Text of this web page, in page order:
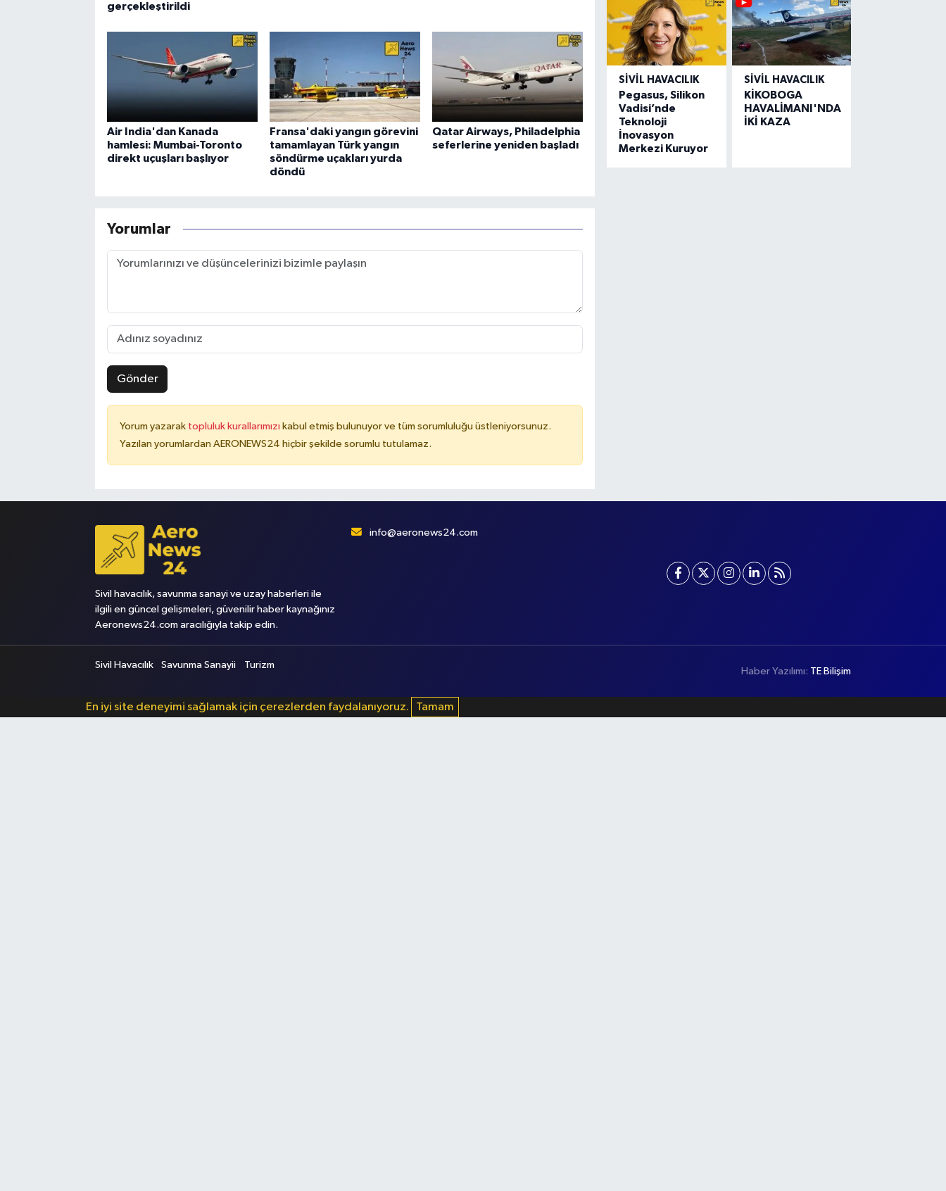
gerçekleştirildi
Air India'dan Kanada
hamlesi: Mumbai-Toronto
direkt uçuşları başlıyor
Fransa'daki yangın görevini
tamamlayan Türk yangın
söndürme uçakları yurda
döndü
Qatar Airways, Philadelphia
seferlerine yeniden başladı
Yorumlar
Gönder
Yorum yazarak topluluk kurallarımızı kabul etmiş bulunuyor ve tüm sorumluluğu üstleniyorsunuz.
Yazılan yorumlardan AERONEWS24 hiçbir şekilde sorumlu tutulamaz.
SIVIL HAVACILIK
Pegasus, Silikon
Vadisi’nde
Teknoloji
İnovasyon
Merkezi Kuruyor
SIVIL HAVACILIK
KİKOBOGA
HAVALİMANI'NDA
İKİ KAZA
Sivil havacılık, savunma sanayi ve uzay haberleri ile
ilgili en güncel gelişmeleri, güvenilir haber kaynağınız
Aeronews24.com aracılığıyla takip edin.
info@aeronews24.com
Sivil Havacılık Savunma Sanayii Turizm
Haber Yazılımı: TE Bilişim
En iyi site deneyimi sağlamak için çerezlerden faydalanıyoruz. Tamam